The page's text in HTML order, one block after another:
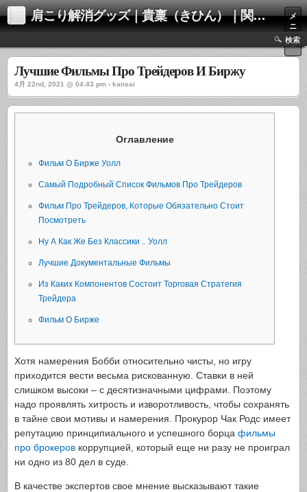
肩こり解消グッズ｜貴稟（きひん）｜関西化学株式会社
メ
ニ
ュ
ー
検索
Лучшие Фильмы Про Трейдеров И Биржу
4月 22nd, 2021 @ 04:43 pm › kansai
Оглавление
Фильм О Бирже Уолл
Самый Подробный Список Фильмов Про Трейдеров
Фильм Про Трейдеров, Которые Обязательно Стоит
Посмотреть
Ну А Как Же Без Классики .. Уолл
Лучшие Документальные Фильмы
Из Каких Компонентов Состоит Торговая Стратегия
Трейдера
Фильм О Бирже
Хотя намерения Бобби относительно чисты, но игру
приходится вести весьма рискованную. Ставки в ней
слишком высоки – с десятизначными цифрами. Поэтому
надо проявлять хитрость и изворотливость, чтобы сохранять
в тайне свои мотивы и намерения. Прокурор Чак Родс имеет
репутацию принципиального и успешного борца фильмы
про брокеров коррупцией, который еще ни разу не проиграл
ни одно из 80 дел в суде.
В качестве экспертов свое мнение высказывают такие